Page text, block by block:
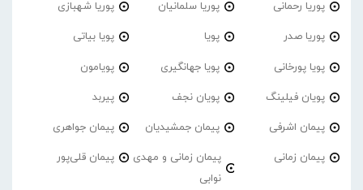
پوریا رحمانی پوریا سلمانیان پوریا شهبازی
پوریا صدر پویا پویا بیاتی
پویا پورخانی پویا جهانگیری پویامون
پویان فیلینگ پویان نجف پیربد
پیمان اشرفی پیمان جمشیدیان پیمان جواهری
پیمان زمانی
پیمان زمانی و مهدی
نوابی
پیمان قلی‌پور